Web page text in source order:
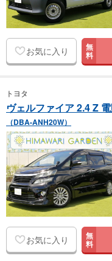
お気に入り 無
料
トヨタ
ヴェルファイア 2.4 Z
（DBA-ANH20W）
お気に入り 無
料